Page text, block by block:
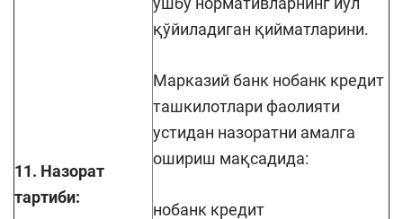
11. Назорат
тартиби:
қўйиладиган қийматларини.
Марказий банк нобанк кредит
ташкилотлари фаолияти
устидан назоратни амалга
ошириш мақсадида:
нобанк кредит